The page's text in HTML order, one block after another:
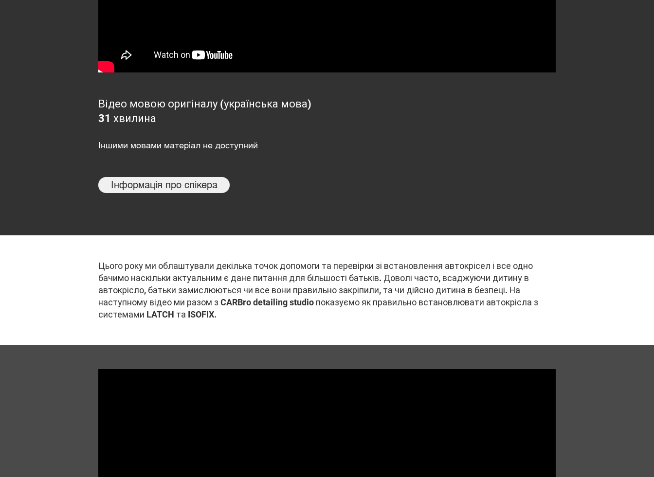
Відео мовою оригіналу (українська мова)
31 хвилина
Іншими мовами матеріал не доступний
Інформація про спікера
Цього року ми облаштували декілька точок допомоги та перевірки зі встановлення автокрісел і все одно
бачимо наскільки актуальним є дане питання для більшості батьків. Доволі часто, всаджуючи дитину в
автокрісло, батьки замислюються чи все вони правильно закріпили, та чи дійсно дитина в безпеці. На
наступному відео ми разом з CARBro detailing studio показуємо як правильно встановлювати автокрісла з
системами LATCH та ISOFIX.